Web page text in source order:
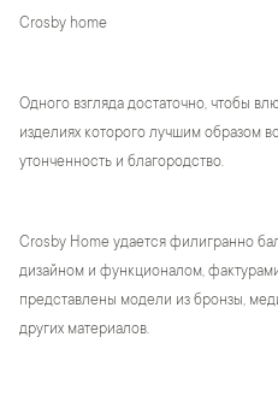
Crosby home
Одного взгляда достаточно, чтобы
изделиях которого лучшим образом
утонченность и благородство.
Crosby Home удается филигранно
дизайном и функционалом,
представлены модели из бронзы,
других материалов.